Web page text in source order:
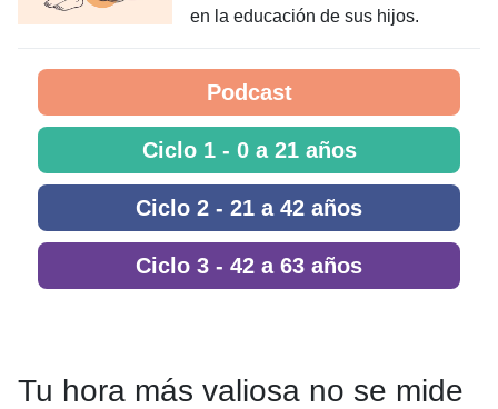
en la educación de sus hijos.
Podcast
Ciclo 1 - 0 a 21 años
Ciclo 2 - 21 a 42 años
Ciclo 3 - 42 a 63 años
Tu hora más valiosa no se mide